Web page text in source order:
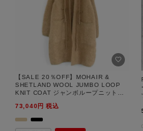
詳
グッズ
ブランド
【SALE 20％OFF】MOHAIR &
SHETLAND WOOL JUMBO LOOP
KNIT COAT ジャンボループニットコ
ル）【返品交換不可】
73,040 税込